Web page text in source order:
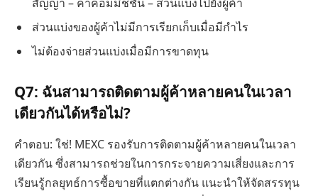
ส่วนแบ่งของผู้ค้าไม่มีการเรียกเก็บเมื่อมีกำไร
ไม่ต้องจ่ายส่วนแบ่งเมื่อมีการขาดทุน
Q7: ฉันสามารถติดตามผู้ค้าหลายคนในเวลา
เดียวกันได้หรือไม่?
คำตอบ: ใช่! MEXC รองรับการติดตามผู้ค้าหลายคนในเวลา
เดียวกัน ซึ่งสามารถช่วยในการกระจายความเสี่ยงและการ
เรียนรู้กลยุทธ์การซื้อขายที่แตกต่างกัน แนะนำให้จัดสรรทุน